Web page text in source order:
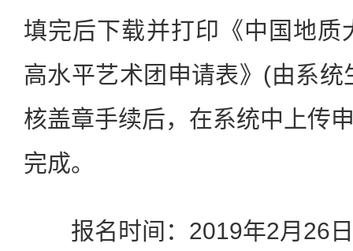
填完后下载并打印《中国地质
高水平艺术团申请表》(由系
核盖章手续后，在系统中上传
完成。
报名时间：2019年2月26日